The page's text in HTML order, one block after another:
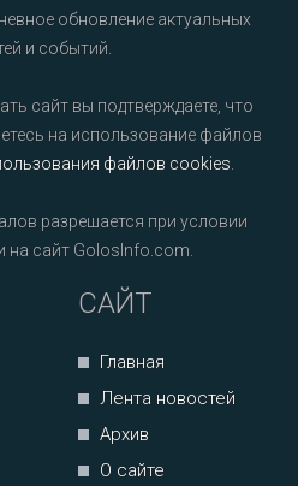
обновление актуальных
и событий.
сайт вы подтверждаете, что
на использование файлов
файлов cookies
разрешается при условии
на сайт GolosInfo.com.
САЙТ
Главная
Лента новостей
Архив
О сайте